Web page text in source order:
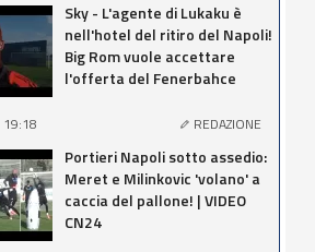
Sky - L'agente di Lukaku è
nell'hotel del ritiro del Napoli!
Big Rom vuole accettare
l'offerta del Fenerbahce
REDAZIONE
Portieri Napoli sotto assedio:
Meret e Milinkovic 'volano' a
caccia del pallone! | VIDEO
CN24